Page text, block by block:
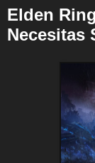
Elden
Necesitas